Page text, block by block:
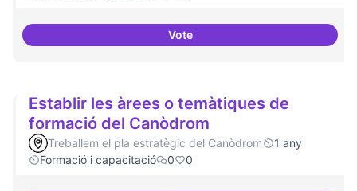
VoteServei estable de migració al
Establir les àrees o temàtiques de
formació del Canòdrom
Treballem el pla estratègic del Canòdrom
1 any
Formació i capacitació
0 0